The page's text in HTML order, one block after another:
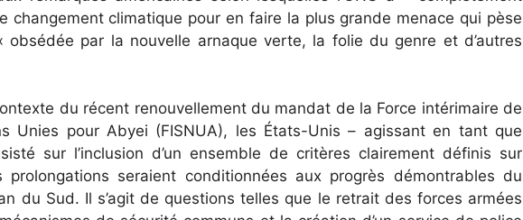
changement climatique pour en faire la plus grande menace qui pèse
par la nouvelle arnaque verte, la folie du genre et d’autres
du récent renouvellement du mandat de la Force intérimaire de
Unies pour Abyei (FISNUA), les États-Unis – agissant en tant que
sur l’inclusion d’un ensemble de critères clairement définis sur
prolongations seraient conditionnées aux progrès démontrables du
du Sud. Il s’agit de questions telles que le retrait des forces armées